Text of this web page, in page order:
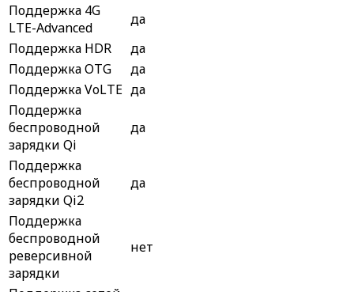
Поддержка 4G
LTE-Advanced
да
Поддержка HDR
да
Поддержка OTG
да
Поддержка VoLTE да
Поддержка
беспроводной
зарядки Qi
да
Поддержка
беспроводной
зарядки Qi2
да
Поддержка
беспроводной
реверсивной
зарядки
нет